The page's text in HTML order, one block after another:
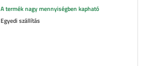
A termék nagy mennyiségben kapható
Egyedi szállítás